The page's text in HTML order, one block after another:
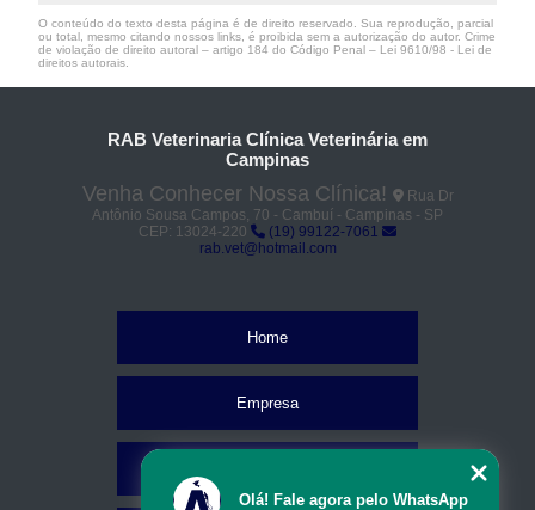
O conteúdo do texto desta página é de direito reservado. Sua reprodução, parcial
ou total, mesmo citando nossos links, é proibida sem a autorização do autor. Crime
de violação de direito autoral – artigo 184 do Código Penal – Lei 9610/98 - Lei de
direitos autorais.
RAB Veterinaria Clínica Veterinária em
Campinas
Venha Conhecer Nossa Clínica!
Rua Dr
Antônio Sousa Campos, 70 - Cambuí - Campinas - SP
CEP: 13024-220
(19) 99122-7061
rab.vet@hotmail.com
Home
Empresa
Olá! Fale agora pelo WhatsApp